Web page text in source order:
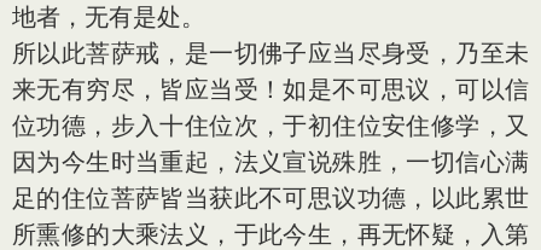
地者，无有是处。
所以此菩萨戒，是一切佛子应当尽身受，乃至未
来无有穷尽，皆应当受！如是不可思议，可以信
位功德，步入十住位次，于初住位安住修学，又
因为今生时当重起，法义宣说殊胜，一切信心满
足的住位菩萨皆当获此不可思议功德，以此累世
所熏修的大乘法义，于此今生，再无怀疑，入第